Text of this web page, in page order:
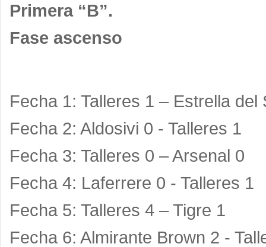
Primera “B”.
Fase ascenso
Fecha 1: Talleres 1 – Estrella del
Fecha 2: Aldosivi 0 - Talleres 1
Fecha 3: Talleres 0 – Arsenal 0
Fecha 4: Laferrere 0 - Talleres 1
Fecha 5: Talleres 4 – Tigre 1
Fecha 6: Almirante Brown 2 -